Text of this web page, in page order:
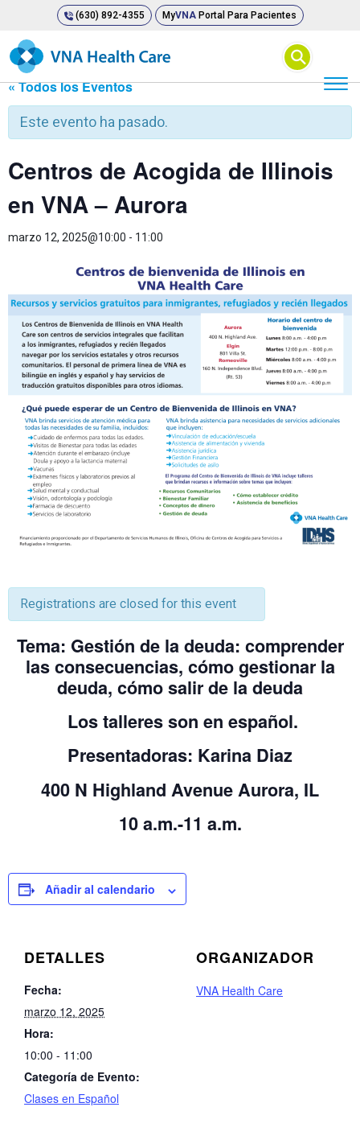
(630) 892-4355 MyVNA Portal Para Pacientes
⚲
« Todos los Eventos
Este evento ha pasado.
Centros de Acogida de Illinois
en VNA – Aurora
marzo 12, 2025@10:00 - 11:00
Registrations are closed for this event
Tema: Gestión de la deuda: comprender
las consecuencias, cómo gestionar la
deuda, cómo salir de la deuda
Los talleres son en español.
Presentadoras: Karina Diaz
400 N Highland Avenue Aurora, IL
10 a.m.-11 a.m.
Añadir al calendario
DETALLES
Fecha:
marzo 12, 2025
Hora:
10:00 - 11:00
Categoría de Evento:
Clases en Español
ORGANIZADOR
VNA Health Care